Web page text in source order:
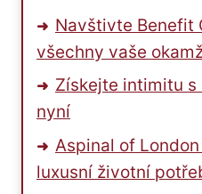
Navštivte Benefit
všechny vaše
Získejte intimitu s
nyní
Aspinal of
luxusní životní